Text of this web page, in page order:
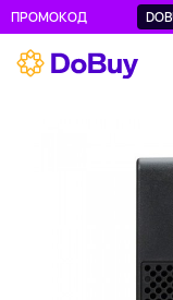
ПРОМОКОД